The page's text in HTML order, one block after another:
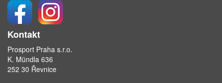
Kontakt
Prosport Praha s.r.o.
K. Mündla 636
252 30 Řevnice